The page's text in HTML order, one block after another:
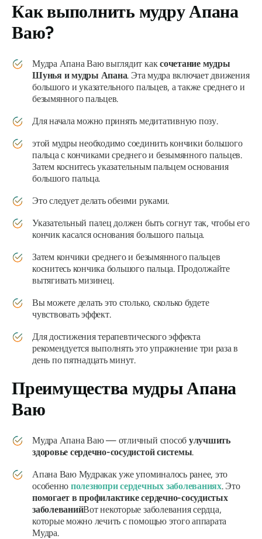
Как выполнить мудру Апана
Ваю?
Мудра Апана Ваювыглядит каксочетание мудры
Шуньяимудры Апана. Этамудравключает движения
большого и указательного пальцев, а также среднего и
безымянного пальцев.
Для начала можно принять медитативную позу.
этой мудрынеобходимо соединить кончики большого
пальца с кончиками среднего и безымянного пальцев.
Затем коснитесь указательным пальцем основания
большого пальца.
Это следует делать обеими руками.
Указательный палец должен быть согнут так, чтобы его
кончик касался основания большого пальца.
Затем кончики среднего и безымянного пальцев
коснитесь кончика большого пальца. Продолжайте
вытягивать мизинец.
Вы можете делать это столько, сколько будете
чувствовать эффект.
Для достижения терапевтического эффекта
рекомендуется выполнять это упражнение три раза в
день по пятнадцать минут.
Преимуществамудры Апана
Ваю
Мудра Апана Ваю— отличный способ улучшить
здоровье сердечно-сосудистой системы.
Апана Ваю Мудракак уже упоминалось ранее, это
особенно полезнопри сердечных заболеваниях. Это
помогает в профилактике сердечно-сосудистых
заболеванийВот некоторые заболевания сердца,
которые можно лечить с помощью этого аппарата
Мудра.